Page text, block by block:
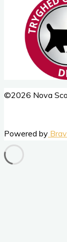
Back
©2026 Nova
Powered by